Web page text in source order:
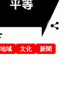
地域 文化
新聞